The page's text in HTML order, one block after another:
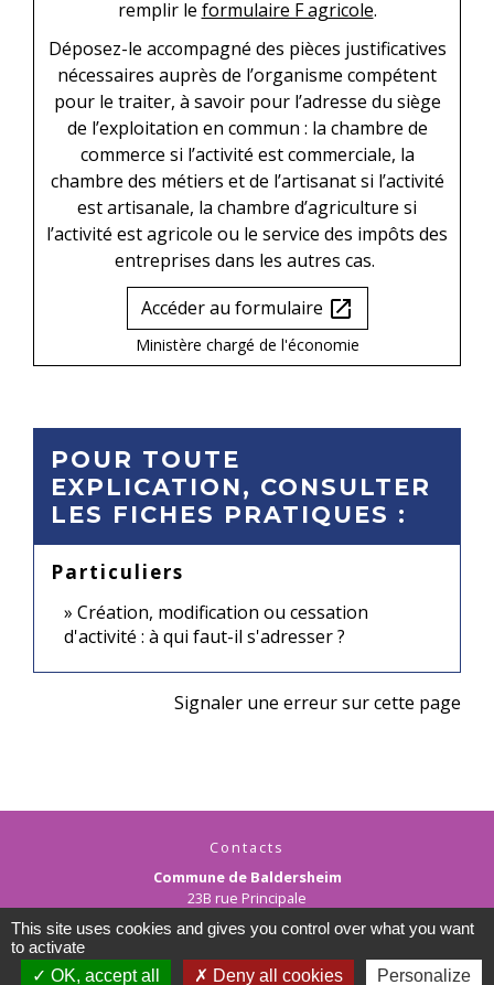
remplir le formulaire F agricole.
Déposez-le accompagné des pièces justificatives
nécessaires auprès de l’organisme compétent
pour le traiter, à savoir pour l’adresse du siège
de l’exploitation en commun : la chambre de
commerce si l’activité est commerciale, la
chambre des métiers et de l’artisanat si l’activité
est artisanale, la chambre d’agriculture si
l’activité est agricole ou le service des impôts des
entreprises dans les autres cas.
Accéder au formulaire open_in_new
Ministère chargé de l'économie
POUR TOUTE
EXPLICATION, CONSULTER
LES FICHES PRATIQUES :
Particuliers
Création, modification ou cessation
d'activité : à qui faut-il s'adresser ?
Signaler une erreur sur cette page
Contacts
Commune de Baldersheim
23B rue Principale
68390 Baldersheim - FRANCE
+33 3 89 45 12 90
Contact par formulaire
This site uses cookies and gives you control over what you want
to activate
OK, accept all
Deny all cookies Personalize